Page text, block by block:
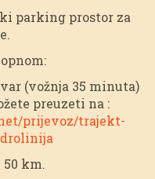
parking prostor za
(vožnja 35 minuta)
preuzeti na :
prijevoz/trajekt-
km.